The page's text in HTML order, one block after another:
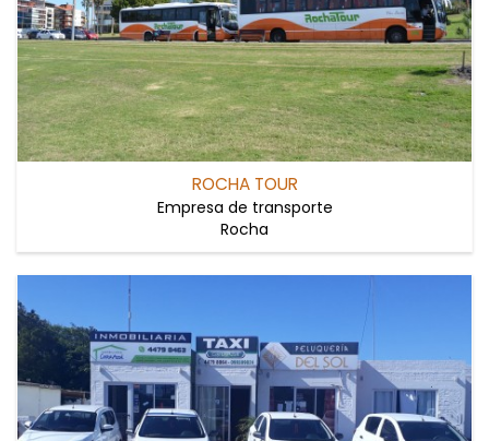
ROCHA TOUR
Empresa de transporte
Rocha